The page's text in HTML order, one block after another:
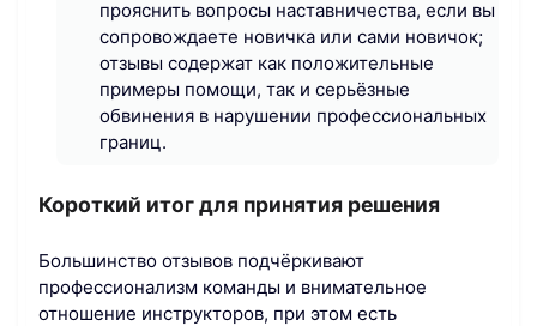
прояснить вопросы наставничества, если вы
сопровождаете новичка или сами новичок;
отзывы содержат как положительные
примеры помощи, так и серьёзные
обвинения в нарушении профессиональных
границ.
Короткий итог для принятия решения
Большинство отзывов подчёркивают
профессионализм команды и внимательное
отношение инструкторов, при этом есть